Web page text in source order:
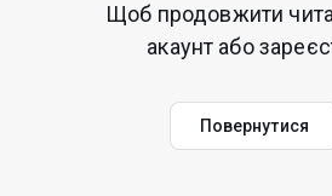
Щоб продовжити
акаунт або
Повернутися